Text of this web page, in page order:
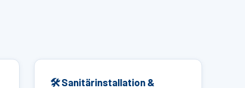
🛠 Sanitärinstallation &